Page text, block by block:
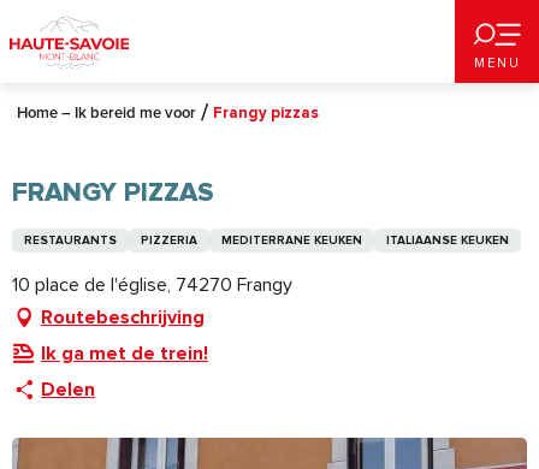
au
contenu
principal
MENU
Home – Ik bereid me voor Frangy pizzas
FRANGY PIZZAS
RESTAURANTS PIZZERIA MEDITERRANE KEUKEN ITALIAANSE KEUKEN
10 place de l'église, 74270 Frangy
Routebeschrijving
Ik ga met de trein!
Delen